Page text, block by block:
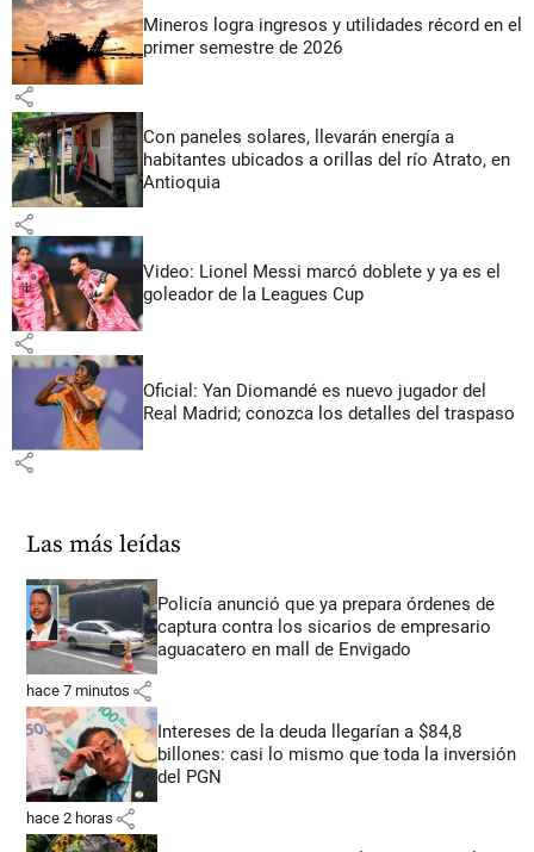
Mineros logra ingresos y utilidades récord en el
primer semestre de 2026
share
Con paneles solares, llevarán energía a
habitantes ubicados a orillas del río Atrato, en
Antioquia
share
Video: Lionel Messi marcó doblete y ya es el
goleador de la Leagues Cup
share
Oficial: Yan Diomandé es nuevo jugador del
Real Madrid; conozca los detalles del traspaso
share
Las más leídas
Policía anunció que ya prepara órdenes de
captura contra los sicarios de empresario
aguacatero en mall de Envigado
hace 7 minutos share
Intereses de la deuda llegarían a $84,8
billones: casi lo mismo que toda la inversión
del PGN
hace 2 horas share